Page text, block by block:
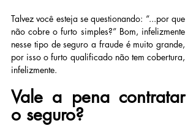
Talvez você esteja se questionando: “...por que
não cobre o furto simples?” Bom, infelizmente
nesse tipo de seguro a fraude é muito grande,
por isso o furto qualificado não tem cobertura,
infelizmente.
Vale a pena contratar
o seguro?